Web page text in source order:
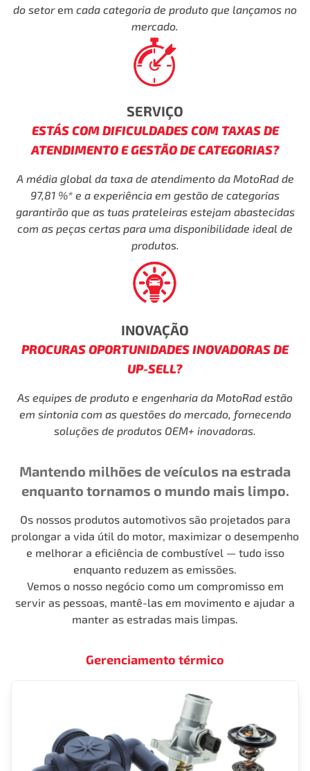
do setorem cada categoria de produto que lançamos no
mercado.
SERVIÇO
ESTÁS COM DIFICULDADES COM TAXAS DE
ATENDIMENTO E GESTÃO DE CATEGORIAS?
A média global da taxa de atendimento da MotoRad de
97,81 %* e a experiência em gestão de categorias
garantirão que as tuas prateleiras estejam abastecidas
com as peças certas para uma disponibilidade ideal de
produtos.
INOVAÇÃO
PROCURAS OPORTUNIDADES INOVADORASDE
UP-SELL?
As equipes de produto e engenharia da MotoRad estão
em sintonia com as questões do mercado, fornecendo
soluções de produtos OEM+ inovadoras.
Mantendo milhões de veículos na estrada
enquanto tornamos o mundo mais limpo.
Os nossos produtos automotivos são projetados para
prolongar a vida útil do motor, maximizar o desempenho
e melhorar a eficiência de combustível — tudo isso
enquanto reduzem as emissões.
Vemos o nosso negócio como um compromisso em
servir as pessoas, mantê-las em movimento e ajudar a
manter as estradas mais limpas.
Gerenciamento térmico